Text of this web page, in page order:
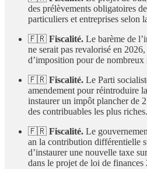
des prélèvements obligatoires
particuliers et entreprises selon
🇫🇷 Fiscalité. Le barème de
ne serait pas revalorisé en
d’imposition pour de nombreux
🇫🇷 Fiscalité. Le Parti
amendement pour réintroduire
instaurer un impôt plancher de
des contribuables les plus riches.
🇫🇷 Fiscalité. Le
an la contribution différentielle
d’instaurer une nouvelle taxe
dans le projet de loi de finances